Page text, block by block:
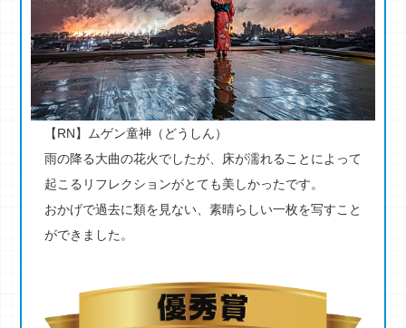
【RN】ムゲン童神（どうしん）
雨の降る大曲の花火でしたが、床が濡れることによって
起こるリフレクションがとても美しかったです。
おかげで過去に類を見ない、素晴らしい一枚を写すこと
ができました。